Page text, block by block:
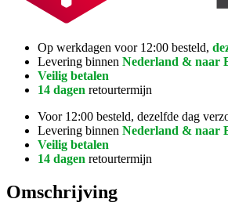
Op werkdagen voor 12:00 besteld,
Levering binnen Nederland & naar
Veilig betalen
14 dagen retourtermijn
Voor 12:00 besteld, dezelfde dag
Levering binnen Nederland & naar
Veilig betalen
14 dagen retourtermijn
Omschrijving